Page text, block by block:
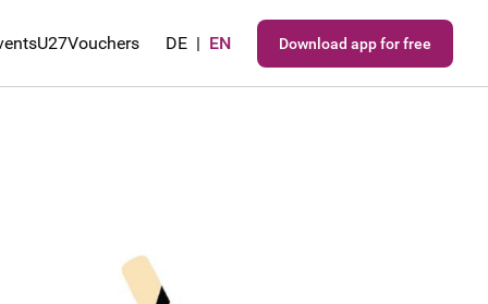
U27Vouchers DE | EN Download app for free